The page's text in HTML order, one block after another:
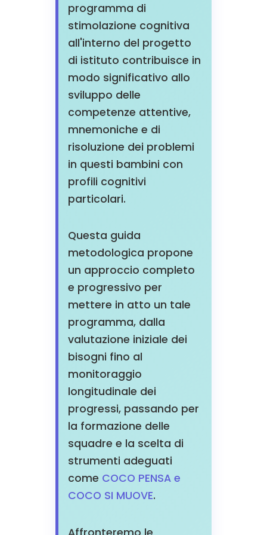
programma di
stimolazione cognitiva
all'interno del progetto
di istituto contribuisce in
modo significativo allo
sviluppo delle
competenze attentive,
mnemoniche e di
risoluzione dei problemi
in questi bambini con
profili cognitivi
particolari.
Questa guida
metodologica propone
un approccio completo
e progressivo per
mettere in atto un tale
programma, dalla
valutazione iniziale dei
bisogni fino al
monitoraggio
longitudinale dei
progressi, passando per
la formazione delle
squadre e la scelta di
strumenti adeguati
come COCO PENSA e
COCO SI MUOVE.